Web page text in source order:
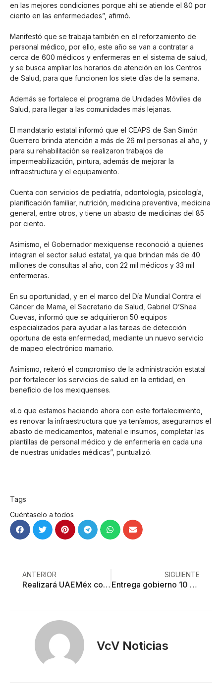
en las mejores condiciones porque ahí se atiende el 80 por
ciento en las enfermedades”, afirmó.
Manifestó que se trabaja también en el reforzamiento de
personal médico, por ello, este año se van a contratar a
cerca de 600 médicos y enfermeras en el sistema de salud,
y se busca ampliar los horarios de atención en los Centros
de Salud, para que funcionen los siete días de la semana.
Además se fortalece el programa de Unidades Móviles de
Salud, para llegar a las comunidades más lejanas.
El mandatario estatal informó que el CEAPS de San Simón
Guerrero brinda atención a más de 26 mil personas al año, y
para su rehabilitación se realizaron trabajos de
impermeabilización, pintura, además de mejorar la
infraestructura y el equipamiento.
Cuenta con servicios de pediatría, odontología, psicología,
planificación familiar, nutrición, medicina preventiva, medicina
general, entre otros, y tiene un abasto de medicinas del 85
por ciento.
Asimismo, el Gobernador mexiquense reconoció a quienes
integran el sector salud estatal, ya que brindan más de 40
millones de consultas al año, con 22 mil médicos y 33 mil
enfermeras.
En su oportunidad, y en el marco del Día Mundial Contra el
Cáncer de Mama, el Secretario de Salud, Gabriel O’Shea
Cuevas, informó que se adquirieron 50 equipos
especializados para ayudar a las tareas de detección
oportuna de esta enfermedad, mediante un nuevo servicio
de mapeo electrónico mamario.
Asimismo, reiteró el compromiso de la administración estatal
por fortalecer los servicios de salud en la entidad, en
beneficio de los mexiquenses.
«Lo que estamos haciendo ahora con este fortalecimiento,
es renovar la infraestructura que ya teníamos, asegurarnos el
abasto de medicamentos, material e insumos, completar las
plantillas de personal médico y de enfermería en cada una
de nuestras unidades médicas”, puntualizó.
Tags
Cuéntaselo a todos
ANTERIOR
Realizará UAEMéx congreso sobre discapacidad
SIGUIENTE
Entrega gobierno 10 por ciento del territorio estatal a mineras
VcV Noticias